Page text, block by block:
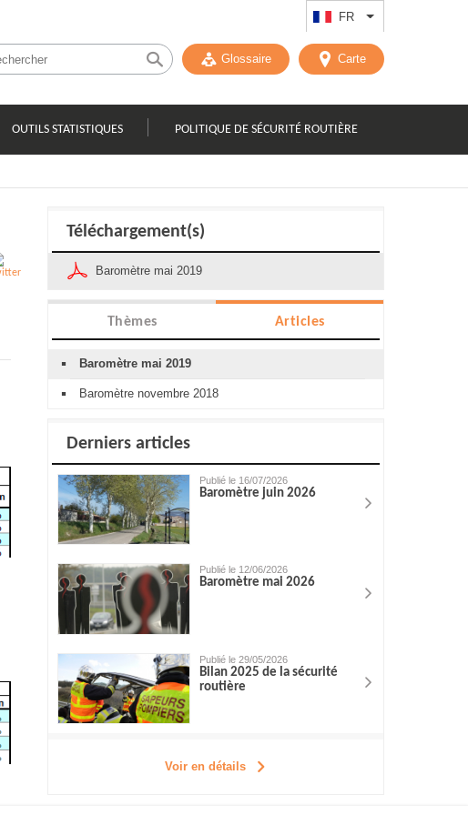
FR Lister les actions
Glossaire Carte
OUTILS STATISTIQUES POLITIQUE DE SÉCURITÉ ROUTIÈRE
Téléchargement(s)
Baromètre mai 2019
Thèmes Articles
Baromètre mai 2019
Baromètre novembre 2018
Derniers articles
Publié le 16/07/2026
Baromètre juin 2026
Publié le 12/06/2026
Baromètre mai 2026
Publié le 29/05/2026
Bilan 2025 de la sécurité
routière
Voir en détails